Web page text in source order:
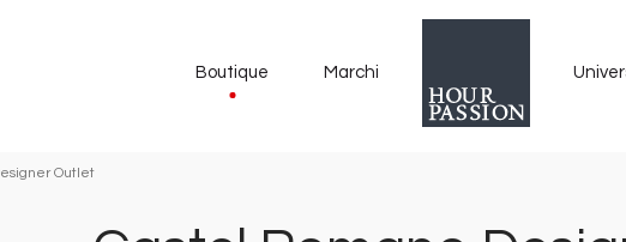
Boutique Marchi
Outlet